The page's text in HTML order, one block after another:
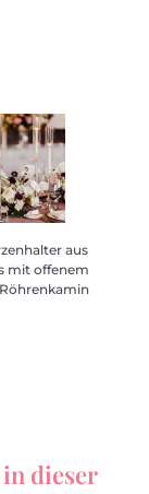
aus
mit offenem
aus
mit offenem
dieser